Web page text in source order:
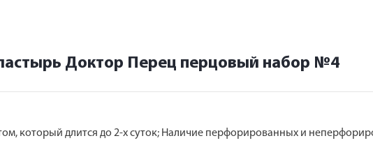
Доктор Перец перцовый набор №4
который длится до 2-х суток; Наличие перфорированных и